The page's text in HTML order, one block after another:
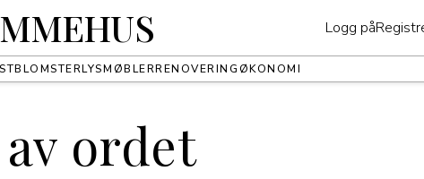
Logg på
BLOMSTERLYSMØBLERRENOVERINGØKONOMI
ordet